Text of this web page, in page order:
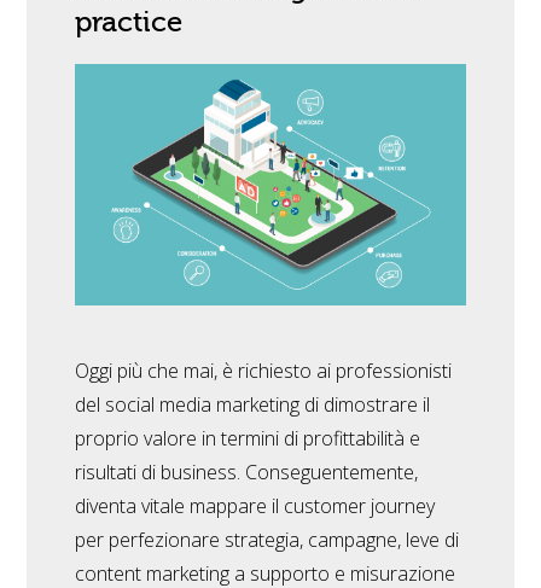
practice
Oggi più che mai, è richiesto ai professionisti
del social media marketing di dimostrare il
proprio valore in termini di profittabilità e
risultati di business. Conseguentemente,
diventa vitale mappare il customer journey
per perfezionare strategia, campagne, leve di
content marketing a supporto e misurazione